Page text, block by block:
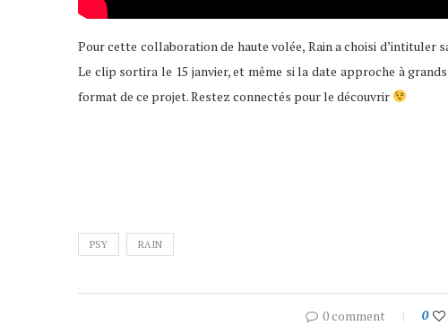
Pour cette collaboration de haute volée, Rain a choisi d’intituler
Le clip sortira le 15 janvier, et même si la date approche à
format de ce projet. Restez connectés pour le découvrir
PSY RAIN
0 comment 0